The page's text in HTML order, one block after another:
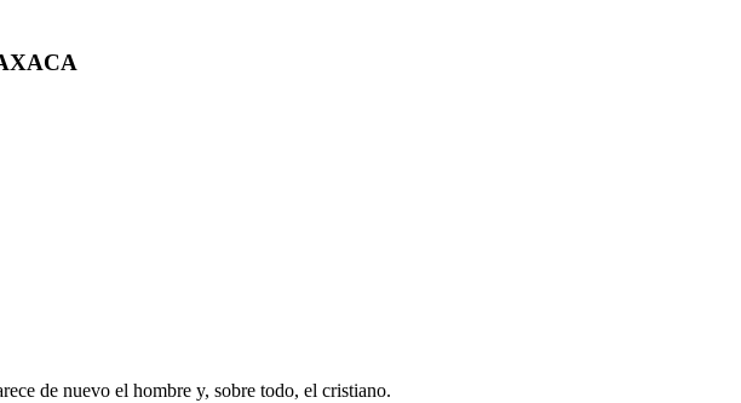
de nuevo el hombre y, sobre todo, el cristiano.